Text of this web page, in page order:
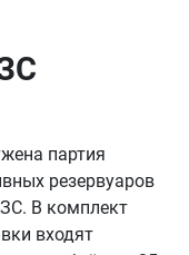
партия
резервуаров
В комплект
входят